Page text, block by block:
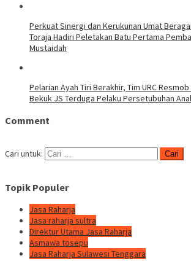
Perkuat Sinergi dan Kerukunan Umat
Toraja Hadiri Peletakan Batu Pertama
Mustaidah
Pelarian Ayah Tiri Berakhir, Tim URC
Bekuk JS Terduga Pelaku Persetubuhan
Comment
Cari untuk:
Topik Populer
Jasa Raharja
Jasa raharja sultra
Direktur Utama Jasa Raharja
Asmawa tosepu
Jasa Raharja Sulawesi Tenggara